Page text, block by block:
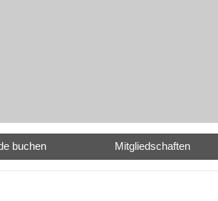
buchen Mitgliedschaften